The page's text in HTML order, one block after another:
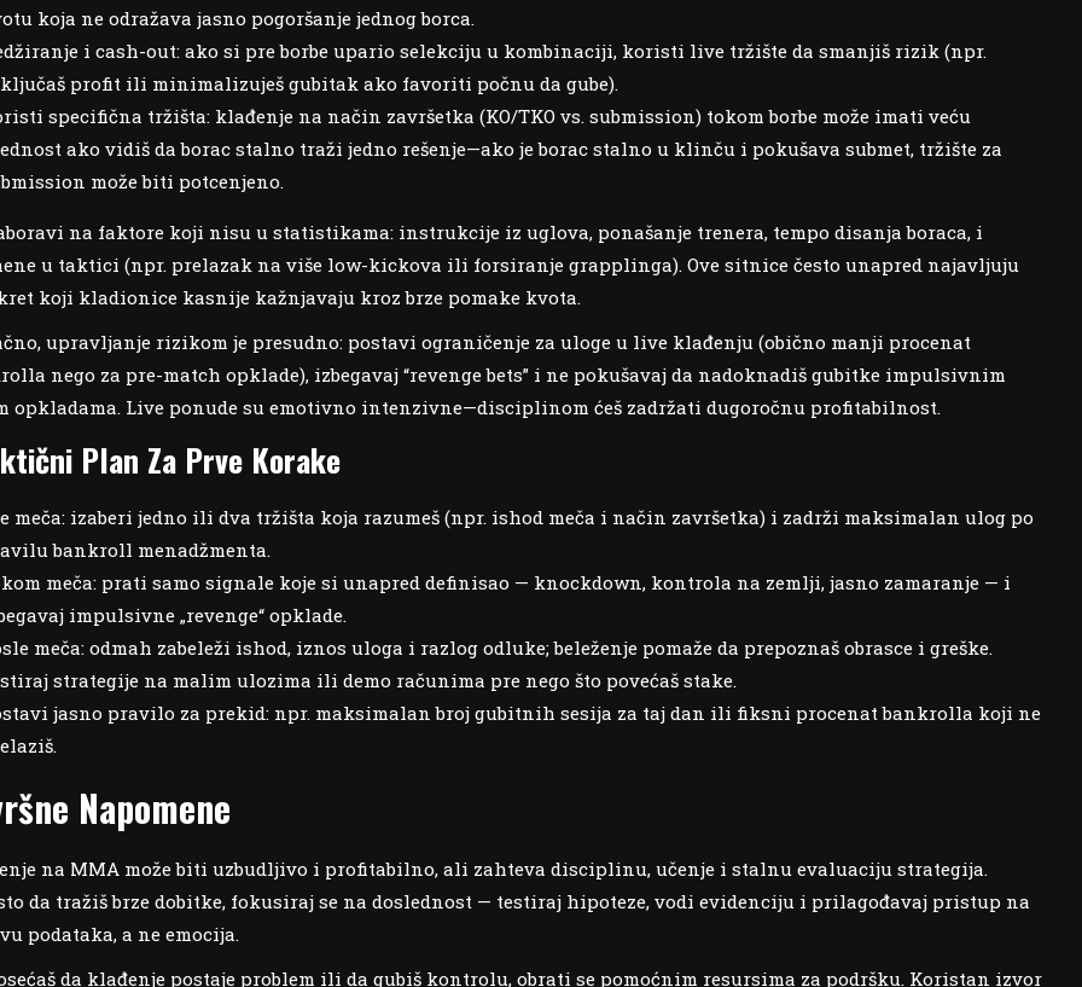
koja ne odražava jasno pogoršanje jednog borca.
i cash-out: ako si pre borbe upario selekciju u kombinaciji, koristi live tržište da smanjiš rizik (npr.
profit ili minimalizuješ gubitak ako favoriti počnu da gube).
specifična tržišta: klađenje na način završetka (KO/TKO vs. submission) tokom borbe može imati veću
ako vidiš da borac stalno traži jedno rešenje—ako je borac stalno u klinču i pokušava submet, tržište za
može biti potcenjeno.
na faktore koji nisu u statistikama: instrukcije iz uglova, ponašanje trenera, tempo disanja boraca, i
u taktici (npr. prelazak na više low-kickova ili forsiranje grapplinga). Ove sitnice često unapred najavljuju
koji kladionice kasnije kažnjavaju kroz brze pomake kvota.
upravljanje rizikom je presudno: postavi ograničenje za uloge u live klađenju (obično manji procenat
nego za pre-match opklade), izbegavaj “revenge bets” i ne pokušavaj da nadoknadiš gubitke impulsivnim
opkladama. Live ponude su emotivno intenzivne—disciplinom ćeš zadržati dugoročnu profitabilnost.
Plan Za Prve Korake
meča: izaberi jedno ili dva tržišta koja razumeš (npr. ishod meča i način završetka) i zadrži maksimalan ulog po
bankroll menadžmenta.
meča: prati samo signale koje si unapred definisao — knockdown, kontrola na zemlji, jasno zamaranje — i
impulsivne „revenge“ opklade.
meča: odmah zabeleži ishod, iznos uloga i razlog odluke; beleženje pomaže da prepoznaš obrasce i greške.
strategije na malim ulozima ili demo računima pre nego što povećaš stake.
jasno pravilo za prekid: npr. maksimalan broj gubitnih sesija za taj dan ili fiksni procenat bankrolla koji ne
Napomene
na MMA može biti uzbudljivo i profitabilno, ali zahteva disciplinu, učenje i stalnu evaluaciju strategija.
da tražiš brze dobitke, fokusiraj se na doslednost — testiraj hipoteze, vodi evidenciju i prilagođavaj pristup na
podataka, a ne emocija.
da klađenje postaje problem ili da gubiš kontrolu, obrati se pomoćnim resursima za podršku. Koristan izvor